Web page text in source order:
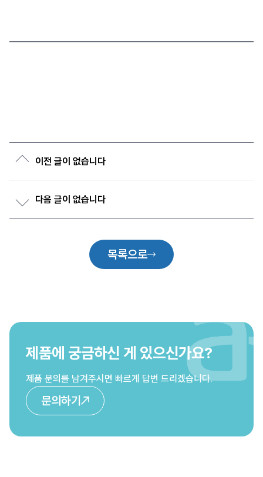
이전 글이 없습니다
다음 글이 없습니다
목록으로
제품에 궁금하신 게 있으신가요?
제품 문의를 남겨주시면 빠르게 답변 드리겠습니다.
문의하기